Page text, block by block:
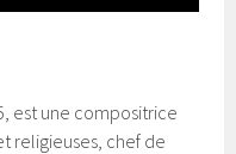
est une compositrice
religieuses, chef de